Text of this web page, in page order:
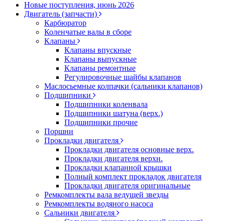
Новые поступления, июнь 2026
Двигатель (запчасти)
Карбюратор
Коленчатые валы в сборе
Клапаны
Клапаны впускные
Клапаны выпускные
Клапаны ремонтные
Регулировочные шайбы клапанов
Маслосьемные колпачки (сальники клапанов)
Подшипники
Подшипники коленвала
Подшипники шатуна (верх.)
Подшипники прочие
Поршни
Прокладки двигателя
Прокладки двигателя основные верх.
Прокладки двигателя верхн.
Прокладки клапанной крышки
Полный комплект прокладок двигателя
Прокладки двигателя оригинальные
Ремкомплекты вала ведущей звезды
Ремкомплекты водяного насоса
Сальники двигателя